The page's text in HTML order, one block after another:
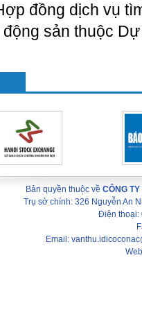
đồng dịch vụ
sản thuộc
Bản quyền thuộc về CÔNG
Trụ sở chính: 326 Nguyễn An
Điện thoại:
Email: